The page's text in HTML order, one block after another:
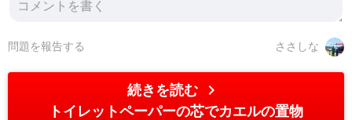
ささしな
問題を報告する
続きを読む chevron_right
トイレットペーパーの芯でカエルの置物